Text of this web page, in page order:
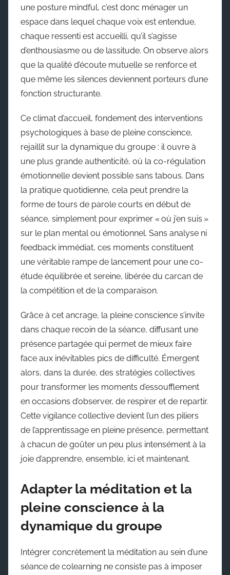
une posture mindful, c’est donc ménager un
espace dans lequel chaque voix est entendue,
chaque ressenti est accueilli, qu’il s’agisse
d’enthousiasme ou de lassitude. On observe alors
que la qualité d’écoute mutuelle se renforce et
que même les silences deviennent porteurs d’une
fonction structurante.
Ce climat d’accueil, fondement des interventions
psychologiques à base de pleine conscience,
rejaillit sur la dynamique du groupe : il ouvre à
une plus grande authenticité, où la co-régulation
émotionnelle devient possible sans tabous. Dans
la pratique quotidienne, cela peut prendre la
forme de tours de parole courts en début de
séance, simplement pour exprimer « où j’en suis »
sur le plan mental ou émotionnel. Sans analyse ni
feedback immédiat, ces moments constituent
une véritable rampe de lancement pour une co-
étude équilibrée et sereine, libérée du carcan de
la compétition et de la comparaison.
Grâce à cet ancrage, la pleine conscience s’invite
dans chaque recoin de la séance, diffusant une
présence partagée qui permet de mieux faire
face aux inévitables pics de difficulté. Émergent
alors, dans la durée, des stratégies collectives
pour transformer les moments d’essoufflement
en occasions d’observer, de respirer et de repartir.
Cette vigilance collective devient l’un des piliers
de l’apprentissage en pleine présence, permettant
à chacun de goûter un peu plus intensément à la
joie d’apprendre, ensemble, ici et maintenant.
Adapter la méditation et la
pleine conscience à la
dynamique du groupe
Intégrer concrètement la méditation au sein d’une
séance de colearning ne consiste pas à imposer